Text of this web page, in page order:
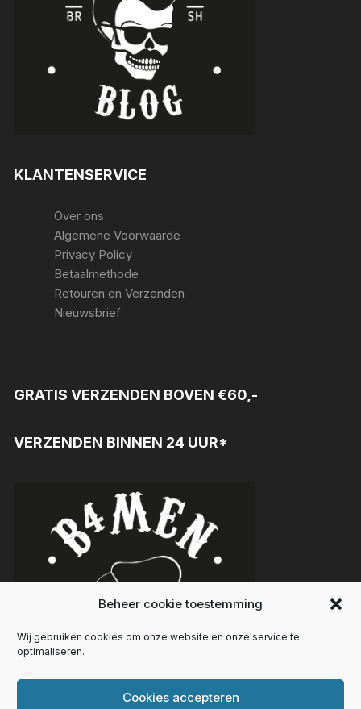
Beheer cookie toestemming
Wij gebruiken cookies om onze website en onze service te
optimaliseren.
Cookies accepteren
KLANTENSERVICE
Over ons
Algemene Voorwaarde
Privacy Policy
Betaalmethode
Retouren en Verzenden
Nieuwsbrief
GRATIS VERZENDEN BOVEN €60,-
VERZENDEN BINNEN 24 UUR*